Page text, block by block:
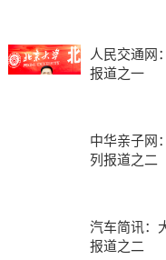
人民交通网
报道之一
中华亲子网
列报道之二
汽车简讯：
报道之二